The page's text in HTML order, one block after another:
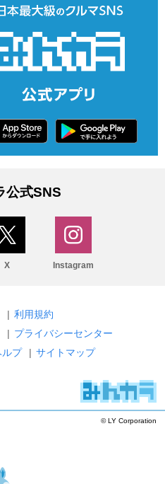
公式SNS
X Instagram
| 利用規約
| プライバシーセンター
ルプ | サイトマップ
© LY Corporation